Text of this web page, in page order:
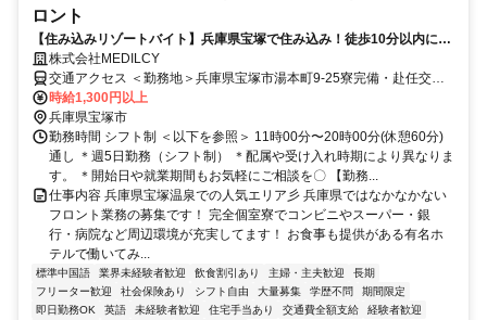
ロント
【住み込みリゾートバイト】兵庫県宝塚で住み込み！徒歩10分以内にコ
ンビニ・スーパーも周辺環境充実！
株式会社MEDILCY
交通アクセス ＜勤務地＞兵庫県宝塚市湯本町9-25寮完備・赴任交通
費支給！◆寮完備◆日払い最大90％対応◆最短"当日"にお仕事ご紹介
時給1,300円以上
兵庫県宝塚市
勤務時間 シフト制 ＜以下を参照＞ 11時00分〜20時00分(休憩60分)
通し ＊週5日勤務（シフト制） ＊配属や受け入れ時期により異なりま
す。 ＊開始日や就業期間もお気軽にご相談を〇 【勤務...
仕事内容 兵庫県宝塚温泉での人気エリア彡 兵庫県ではなかなかない
フロント業務の募集です！ 完全個室寮でコンビニやスーパー・銀
行・病院など周辺環境が充実してます！ お食事も提供がある有名ホ
テルで働いてみ...
標準中国語 業界未経験者歓迎 飲食割引あり 主婦・主夫歓迎
長期
フリーター歓迎
社会保険あり シフト自由 大量募集 学歴不問
期間限定
即日勤務OK
英語 未経験者歓迎 住宅手当あり 交通費全額支給
経験者歓迎